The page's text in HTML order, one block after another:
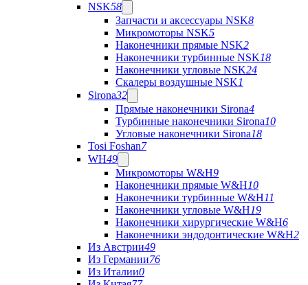
NSK58
Запчасти и аксессуары NSK8
Микромоторы NSK5
Наконечники прямые NSK2
Наконечники турбинные NSK18
Наконечники угловые NSK24
Скалеры воздушные NSK1
Sirona32
Прямые наконечники Sirona4
Турбинные наконечники Sirona10
Угловые наконечники Sirona18
Tosi Foshan7
WH49
Микромоторы W&H9
Наконечники прямые W&H10
Наконечники турбинные W&H11
Наконечники угловые W&H19
Наконечники хирургические W&H6
Наконечники эндодонтические W&H2
Из Австрии49
Из Германии76
Из Италии0